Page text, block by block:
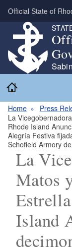
Skip to main
Official State of
Home
Press
La
Rhode Island
Alegría Festiva
Schofield Armory
La
Matos
Island